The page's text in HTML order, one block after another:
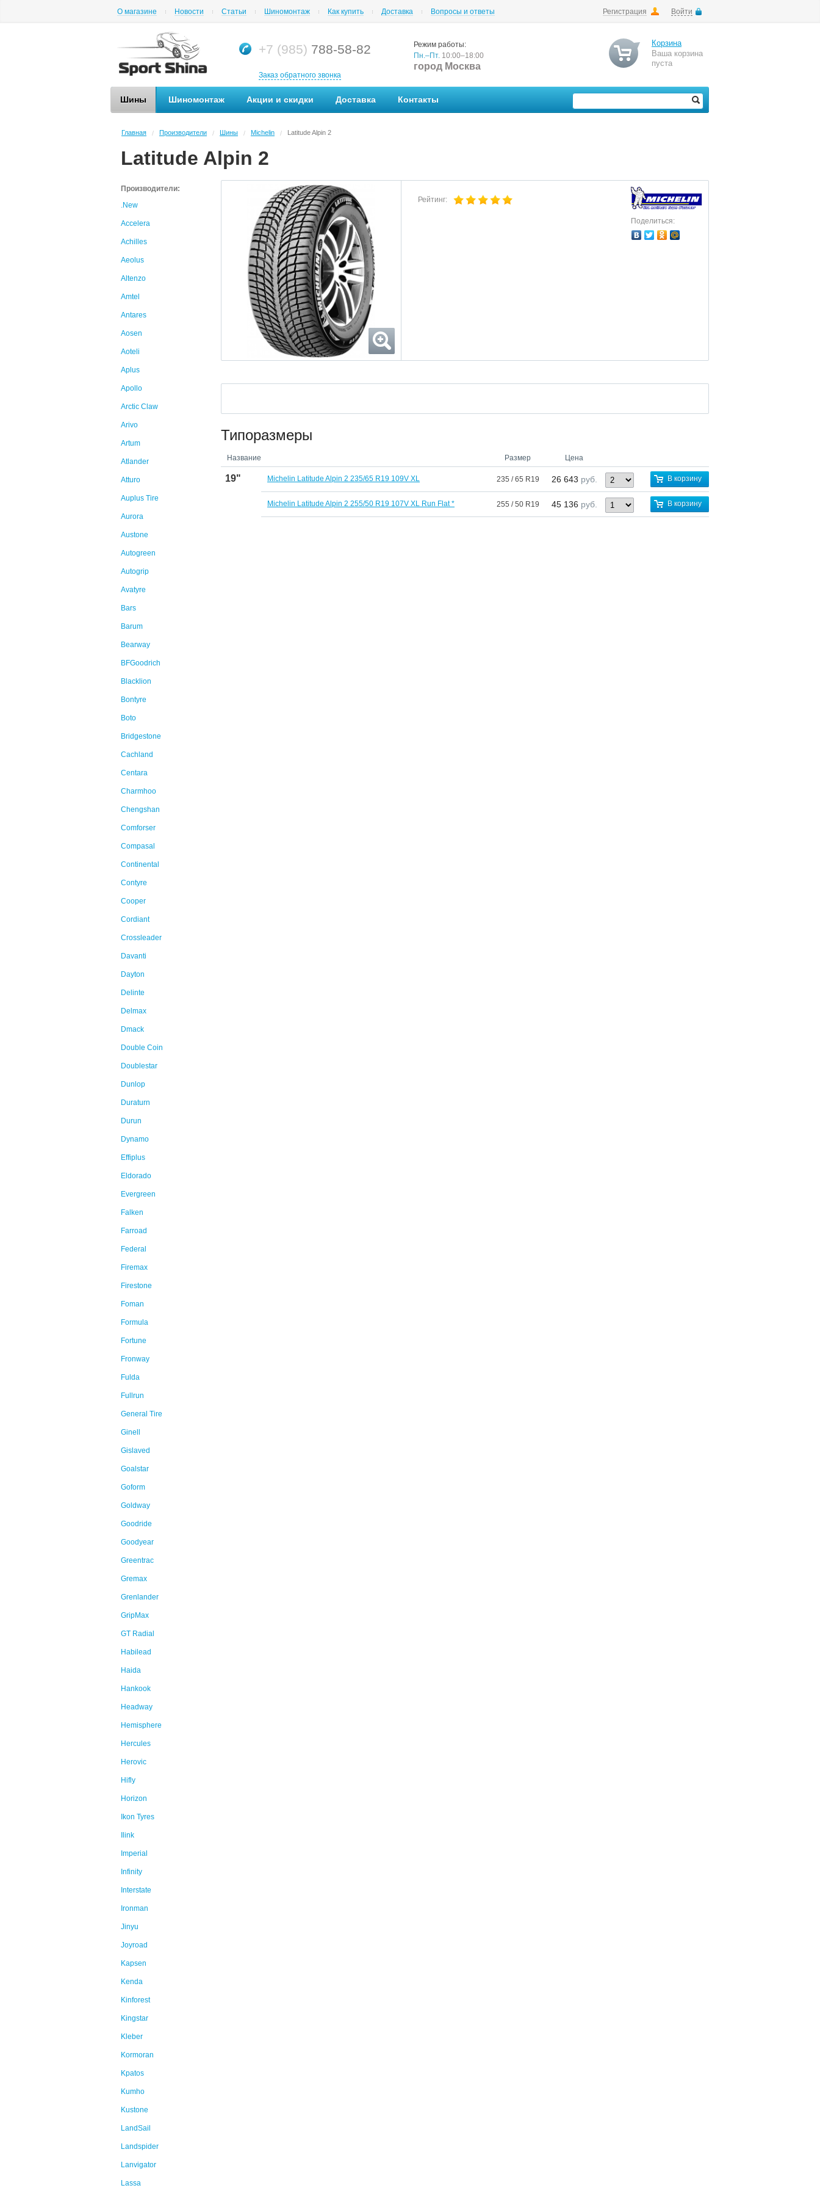
Регистрация Войти
О магазине Новости Статьи Шиномонтаж Как купить Доставка Вопросы и ответы
+7 (985) 788-58-82
Заказ обратного звонка
Режим работы:
Пн.–Пт. 10:00–18:00
город Москва
Корзина
Ваша корзина
пуста
Шины Шиномонтаж Акции и скидки Доставка Контакты
Главная / Производители / Шины / Michelin / Latitude Alpin 2
Latitude Alpin 2
Производители:
.New
Accelera
Achilles
Aeolus
Altenzo
Amtel
Antares
Aosen
Aoteli
Aplus
Apollo
Arctic Claw
Arivo
Artum
Atlander
Atturo
Auplus Tire
Aurora
Austone
Autogreen
Autogrip
Avatyre
Bars
Barum
Bearway
BFGoodrich
Blacklion
Bontyre
Boto
Bridgestone
Cachland
Centara
Charmhoo
Chengshan
Comforser
Compasal
Continental
Contyre
Cooper
Cordiant
Crossleader
Davanti
Dayton
Delinte
Delmax
Dmack
Double Coin
Doublestar
Dunlop
Duraturn
Durun
Dynamo
Effiplus
Eldorado
Evergreen
Falken
Farroad
Federal
Firemax
Firestone
Foman
Formula
Fortune
Fronway
Fulda
Fullrun
General Tire
Ginell
Gislaved
Goalstar
Goform
Goldway
Goodride
Goodyear
Greentrac
Gremax
Grenlander
GripMax
GT Radial
Habilead
Haida
Hankook
Headway
Hemisphere
Hercules
Herovic
Hifly
Horizon
Ikon Tyres
Ilink
Imperial
Infinity
Interstate
Ironman
Jinyu
Joyroad
Kapsen
Kenda
Kinforest
Kingstar
Kleber
Kormoran
Kpatos
Kumho
Kustone
LandSail
Landspider
Lanvigator
Lassa
Рейтинг:
Поделиться:
Типоразмеры
Название Размер Цена
19" Michelin Latitude Alpin 2 235/65 R19 109V XL 235 / 65 R19 26 643 руб. В корзину
Michelin Latitude Alpin 2 255/50 R19 107V XL Run Flat * 255 / 50 R19 45 136 руб. В корзину